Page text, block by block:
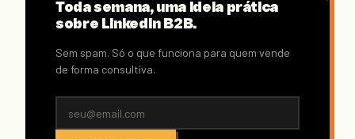
Toda semana, uma ideia prática
sobre LinkedIn B2B.
Sem spam. Só o que funciona para quem vende
de forma consultiva.